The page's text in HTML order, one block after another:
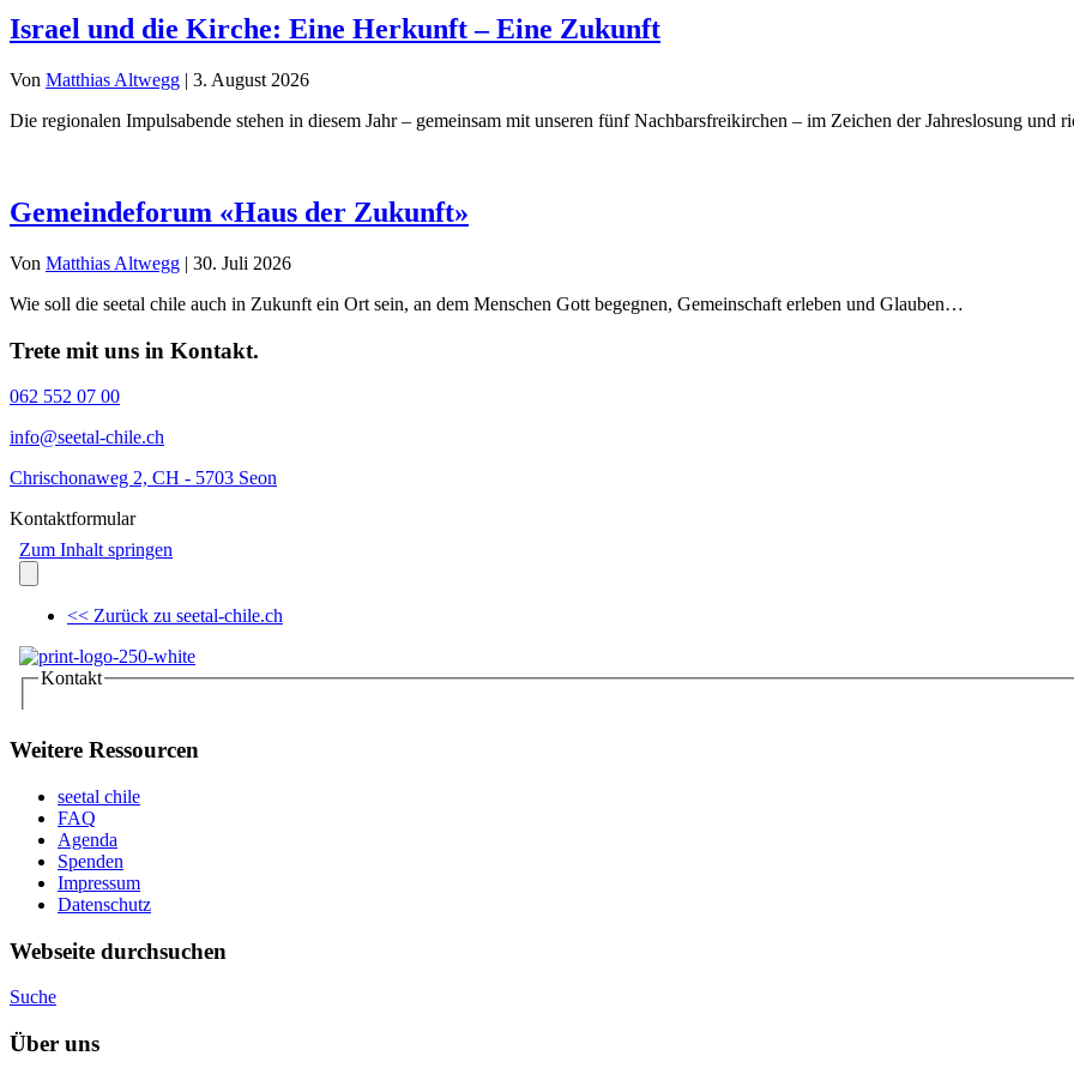
Israel und die Kirche: Eine Herkunft – Eine Zukunft
Von Matthias Altwegg | 3. August 2026
Die regionalen Impulsabende stehen in diesem Jahr – gemeinsam mit unseren fünf Nachbarsfreikirchen – im Zeichen der Jahreslosung und
Gemeindeforum «Haus der Zukunft»
Von Matthias Altwegg | 30. Juli 2026
Wie soll die seetal chile auch in Zukunft ein Ort sein, an dem Menschen Gott begegnen, Gemeinschaft erleben und Glauben…
Trete mit uns in Kontakt.
062 552 07 00
info@seetal-chile.ch
Chrischonaweg 2, CH - 5703 Seon
Kontaktformular
Weitere Ressourcen
seetal chile
FAQ
Agenda
Spenden
Impressum
Datenschutz
Webseite durchsuchen
Suche
Über uns